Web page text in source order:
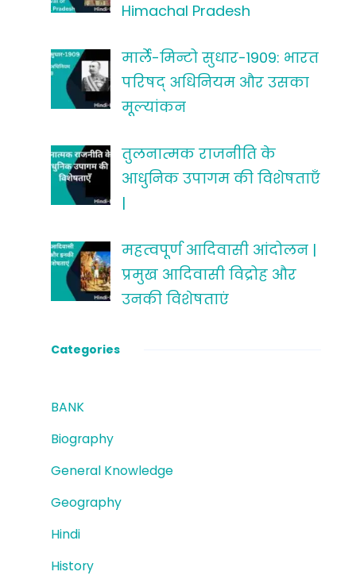
Himachal Pradesh
मार्ले-मिन्टो सुधार-1909: भारत
परिषद् अधिनियम और उसका
मूल्यांकन
तुलनात्मक राजनीति के
आधुनिक उपागम की विशेषताएँ
|
महत्वपूर्ण आदिवासी आंदोलन |
प्रमुख आदिवासी विद्रोह और
उनकी विशेषताएं
Categories
BANK
Biography
General Knowledge
Geography
Hindi
History